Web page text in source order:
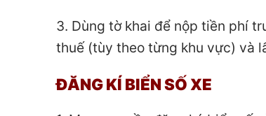
3. Dùng tờ khai để nộp tiền phí
thuế (tùy theo từng khu vực) và
ĐĂNG KÍ BIỂN SỐ XE